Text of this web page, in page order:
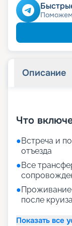
Описание
Что
●Встреча и
отъезда
●Все
●Проживание
после
Показать все